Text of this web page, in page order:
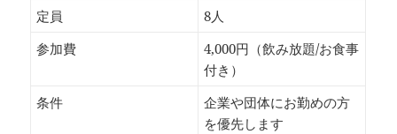
定員
8人
参加費
4,000円（飲み放題/お食事
付き）
条件
企業や団体にお勤めの方
を優先します